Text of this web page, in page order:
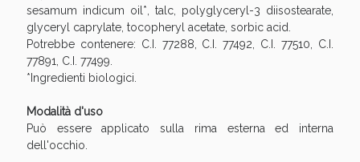
sesamum indicum oil*, talc, polyglyceryl-3 diisostearate,
glyceryl caprylate, tocopheryl acetate, sorbic acid.
Potrebbe contenere: C.I. 77288, C.I. 77492, C.I. 77510, C.I.
77891, C.I. 77499.
*Ingredienti biologici.
Modalità d'uso
Può essere applicato sulla rima esterna ed interna
dell'occhio.